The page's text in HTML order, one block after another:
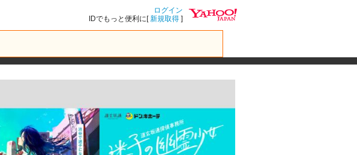
ログイン
IDでもっと便利に[新規取得 ]